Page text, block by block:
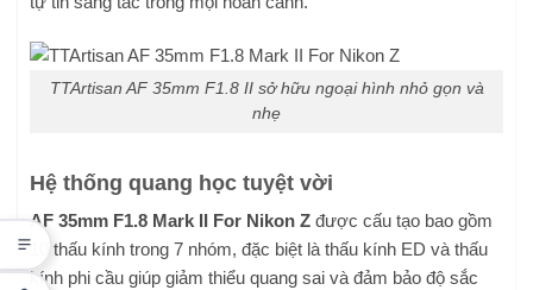
TTArtisan AF 35mm F1.8 II sở hữu ngoại hình nhỏ gọn và
nhẹ
Hệ thống quang học tuyệt vời
AF 35mm F1.8 Mark II For Nikon Z được cấu tạo bao gồm
10 thấu kính trong 7 nhóm, đặc biệt là thấu kính ED và thấu
kính phi cầu giúp giảm thiểu quang sai và đảm bảo độ sắc